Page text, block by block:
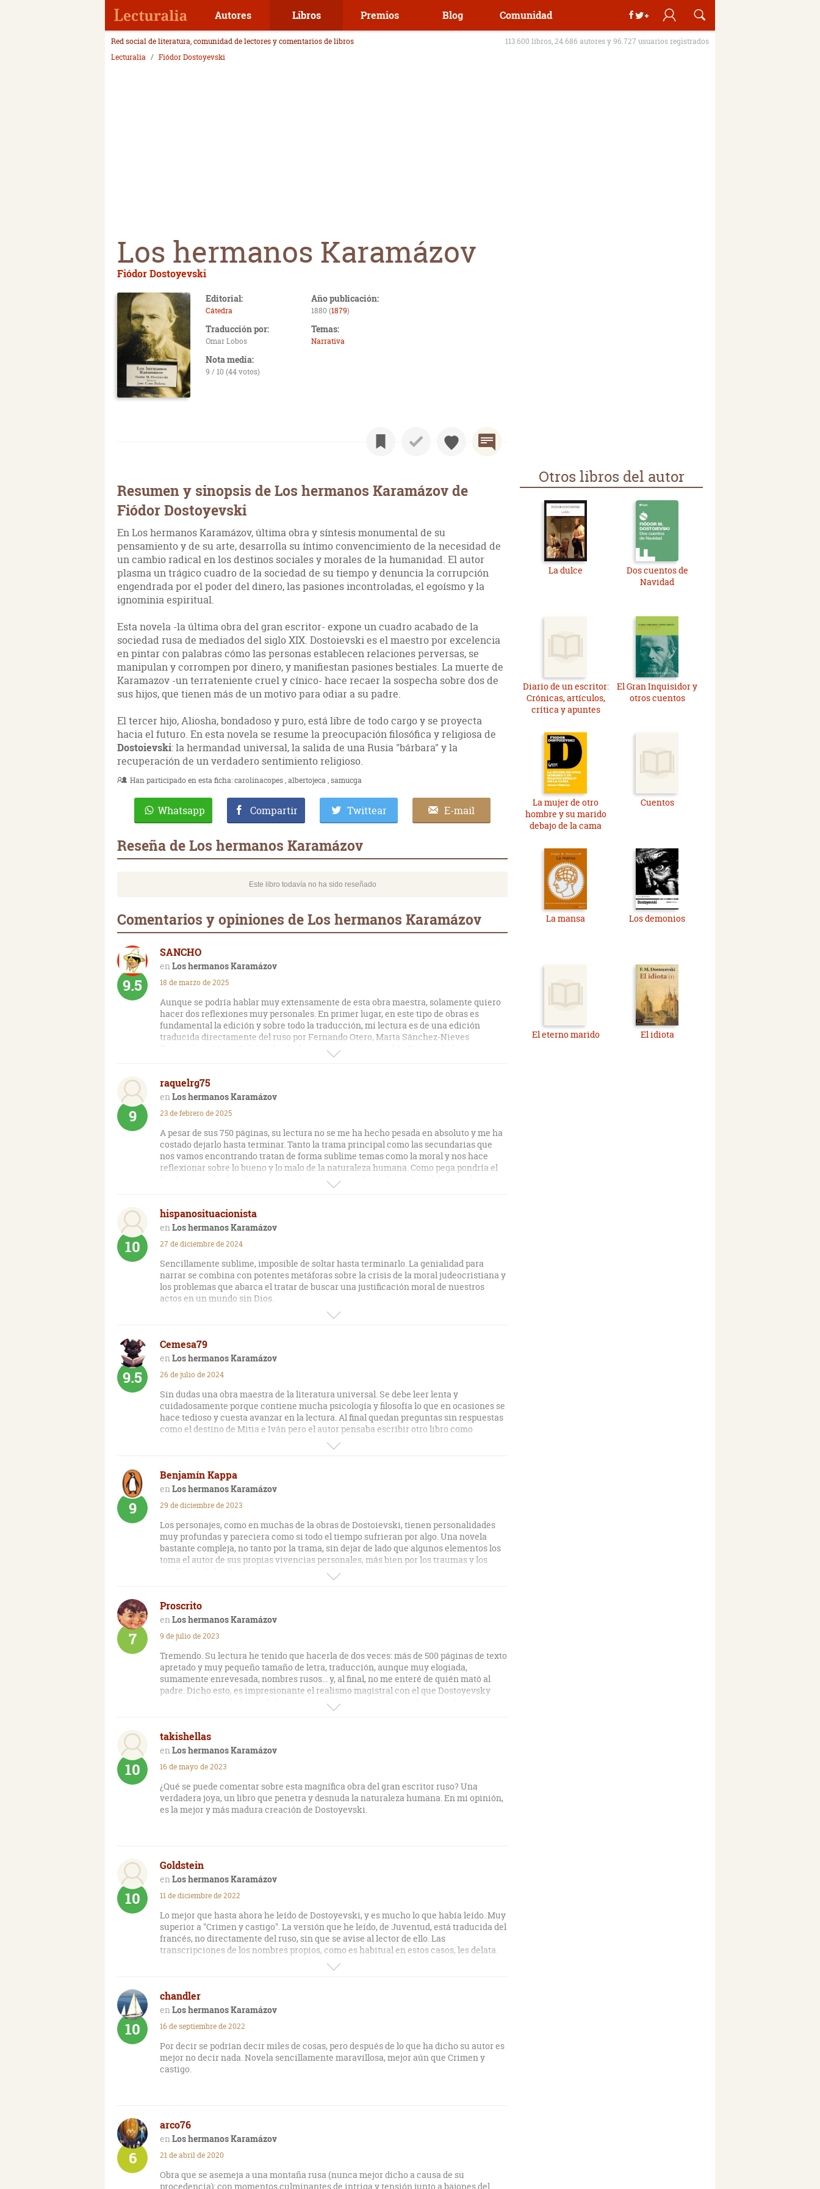
Autores Libros Premios Blog Comunidad
Red social de literatura, comunidad de lectores y comentarios de libros
113.600 libros, 24.686 autores y 96.727 usuarios registrados
Lecturalia
Fiódor Dostoyevski
Los hermanos Karamázov
Fiódor Dostoyevski
Editorial:
Cátedra
Año publicación:
1880 (1879)
Traducción por:
Omar Lobos
Temas:
Narrativa
Nota media:
9 / 10 (44 votos)
Resumen y sinopsis de Los hermanos Karamázov de
Fiódor Dostoyevski
En Los hermanos Karamázov, última obra y síntesis monumental de su
pensamiento y de su arte, desarrolla su íntimo convencimiento de la necesidad de
un cambio radical en los destinos sociales y morales de la humanidad. El autor
plasma un trágico cuadro de la sociedad de su tiempo y denuncia la corrupción
engendrada por el poder del dinero, las pasiones incontroladas, el egoísmo y la
ignominia espiritual.
Esta novela -la última obra del gran escritor- expone un cuadro acabado de la
sociedad rusa de mediados del siglo XIX. Dostoievski es el maestro por excelencia
en pintar con palabras cómo las personas establecen relaciones perversas, se
manipulan y corrompen por dinero, y manifiestan pasiones bestiales. La muerte de
Karamazov -un terrateniente cruel y cínico- hace recaer la sospecha sobre dos de
sus hijos, que tienen más de un motivo para odiar a su padre.
El tercer hijo, Aliosha, bondadoso y puro, está libre de todo cargo y se proyecta
hacia el futuro. En esta novela se resume la preocupación filosófica y religiosa de
Dostoievski: la hermandad universal, la salida de una Rusia "bárbara" y la
recuperación de un verdadero sentimiento religioso.
Han participado en esta ficha:carolinacopes albertojeca samucga
Whatsapp Compartir Twittear E-mail
Reseña de Los hermanos Karamázov
Este libro todavía no ha sido reseñado
Comentarios y opiniones de Los hermanos Karamázov
SANCHO
Los hermanos Karamázov
9.5 18 de marzo de 2025
Aunque se podría hablar muy extensamente de esta obra maestra, solamente quiero
hacer dos reflexiones muy personales. En primer lugar, en este tipo de obras es
fundamental la edición y sobre todo la traducción, mi lectura es de una edición
traducida directamente del ruso por Fernando Otero, Marta Sánchez-Nieves
Fernández y Marta Rebón y he de destacar que es impecable. Por otro lado, es
también muy importante saber elegir el "momento" de su lectura, ya que esta novela
la edición elegida, he de reconocer que he disfrutado de una lectura de un nivel muy
elevado, que si no le otorgo el diez es porque hay un par de capítulos, con Iván de
raquelrg75
Los hermanos Karamázov
9 23 de febrero de 2025
A pesar de sus 750 páginas, su lectura no se me ha hecho pesada en absoluto y me ha
costado dejarlo hasta terminar. Tanto la trama principal como las secundarias que
nos vamos encontrando tratan de forma sublime temas como la moral y nos hace
reflexionar sobre lo bueno y lo malo de la naturaleza humana. Como pega pondría el
final, que me ha dejado con ganas de seguir leyendo y saber sobre el destino de
hispanosituacionista
Los hermanos Karamázov
10 27 de diciembre de 2024
Sencillamente sublime, imposible de soltar hasta terminarlo. La genialidad para
narrar se combina con potentes metáforas sobre la crisis de la moral judeocristiana y
los problemas que abarca el tratar de buscar una justificación moral de nuestros
actos en un mundo sin Dios.
Por otra parte, la trama secundaria de Aliosha y los niños es bellísima y muy
moral que exigen una relectura atenta dentro de unos años.
Siento mucha lástima por aquellos que pasen por esta vida sin leer este libro.
Cemesa79
Los hermanos Karamázov
9.5 26 de julio de 2024
Sin dudas una obra maestra de la literatura universal. Se debe leer lenta y
cuidadosamente porque contiene mucha psicología y filosofía lo que en ocasiones se
hace tedioso y cuesta avanzar en la lectura. Al final quedan preguntas sin respuestas
como el destino de Mitia e Iván pero el autor pensaba escribir otro libro como
reflexionar unos minutos sobre la vida. Nos deja grandes enseñanzas.
Benjamín Kappa
Los hermanos Karamázov
9 29 de diciembre de 2023
Los personajes, como en muchas de la obras de Dostoievski, tienen personalidades
muy profundas y pareciera como si todo el tiempo sufrieran por algo. Una novela
bastante compleja, no tanto por la trama, sin dejar de lado que algunos elementos los
toma el autor de sus propias vivencias personales, más bien por los traumas y los
conflictos de los distintos protagonistas y demás personajes.
repasé mas de una vez y que creo hacen de esta novela una obra que vale la pena leer.
Proscrito
Los hermanos Karamázov
7 9 de julio de 2023
Tremendo. Su lectura he tenido que hacerla de dos veces: más de 500 páginas de texto
apretado y muy pequeño tamaño de letra, traducción, aunque muy elogiada,
sumamente enrevesada, nombres rusos... y, al final, no me enteré de quién mató al
padre. Dicho esto, es impresionante el realismo magistral con el que Dostoyevsky
retrata a la sociedad rusa de la época, cuyo espíritu creo que todavía perdura.
takishellas
Los hermanos Karamázov
10 16 de mayo de 2023
¿Qué se puede comentar sobre esta magnífica obra del gran escritor ruso? Una
verdadera joya, un libro que penetra y desnuda la naturaleza humana. En mi opinión,
es la mejor y más madura creación de Dostoyevski.
Goldstein
Los hermanos Karamázov
10 11 de diciembre de 2022
Lo mejor que hasta ahora he leído de Dostoyevski, y es mucho lo que había leído. Muy
superior a "Crimen y castigo". La versión que he leído, de Juventud, está traducida del
francés, no directamente del ruso, sin que se avise al lector de ello. Las
transcripciones de los nombres propios, como es habitual en estos casos, les delata.
chandler
Los hermanos Karamázov
10 16 de septiembre de 2022
Por decir se podrían decir miles de cosas, pero después de lo que ha dicho su autor es
mejor no decir nada. Novela sencillamente maravillosa, mejor aún que Crimen y
castigo.
arco76
Los hermanos Karamázov
6 21 de abril de 2020
Obra que se asemeja a una montaña rusa (nunca mejor dicho a causa de su
procedencia): con momentos culminantes de intriga y tensión junto a bajones del
Otros libros del autor
La dulce
Dos cuentos de
Navidad
Diario de un escritor:
Crónicas, artículos,
crítica y apuntes
El Gran Inquisidor y
otros cuentos
La mujer de otro
hombre y su marido
debajo de la cama
Cuentos
La mansa Los demonios
El eterno marido El idiota